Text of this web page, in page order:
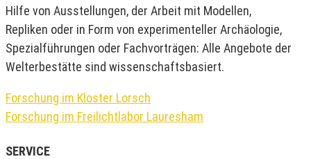
Hilfe von Ausstellungen, der Arbeit mit Modellen,
Repliken oder in Form von experimenteller Archäologie,
Spezialführungen oder Fachvorträgen: Alle Angebote der
Welterbestätte sind wissenschaftsbasiert.
Forschung im Kloster Lorsch
Forschung im Freilichtlabor Lauresham
SERVICE